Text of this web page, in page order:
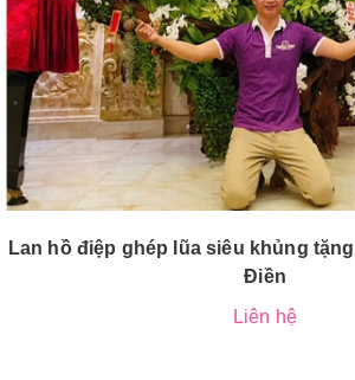
Lan hồ điệp ghép lũa siêu khủng
Điền
Liên hệ